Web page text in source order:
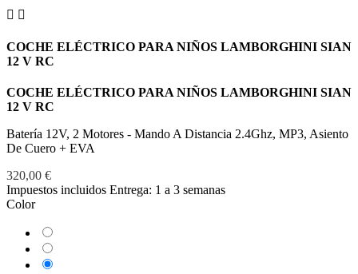
 
COCHE ELÉCTRICO PARA NIÑOS LAMBORGHINI SIAN
12 V RC
COCHE ELÉCTRICO PARA NIÑOS LAMBORGHINI SIAN
12 V RC
Batería 12V, 2 Motores - Mando A Distancia 2.4Ghz, MP3, Asiento
De Cuero + EVA
320,00 €
Impuestos incluidos Entrega: 1 a 3 semanas
Color